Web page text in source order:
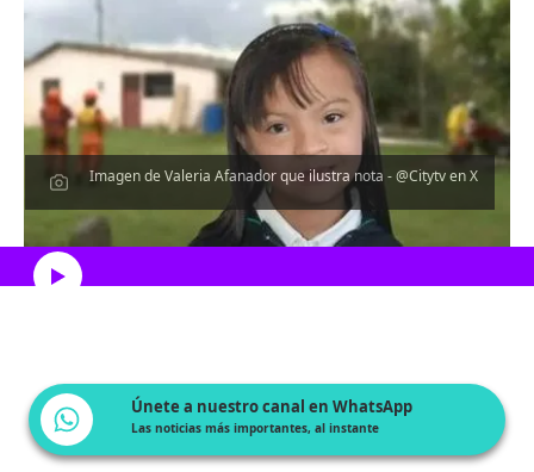
Imagen de Valeria Afanador que ilustra nota - @Citytv en X
Escucha el artículo
Únete a nuestro canal en WhatsApp
Las noticias más importantes, al instante